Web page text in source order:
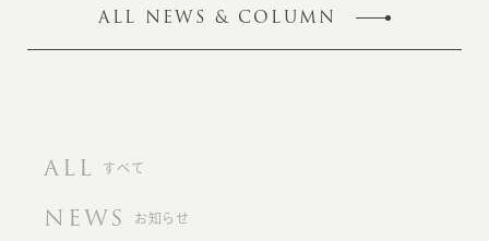
ALL NEWS & COLUMN
ALL すべて
NEWS お知らせ